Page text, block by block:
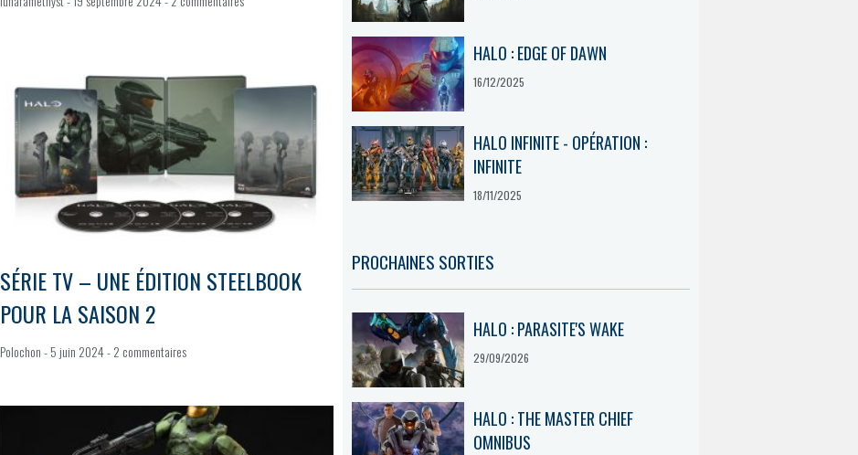
SÉRIE TV – UNE ÉDITION STEELBOOK
POUR LA SAISON 2
Polochon 5 juin 2024 2 commentaires
HALO : EDGE OF DAWN
16/12/2025
HALO INFINITE - OPÉRATION :
INFINITE
18/11/2025
PROCHAINES SORTIES
HALO : PARASITE'S WAKE
29/09/2026
HALO : THE MASTER CHIEF
OMNIBUS